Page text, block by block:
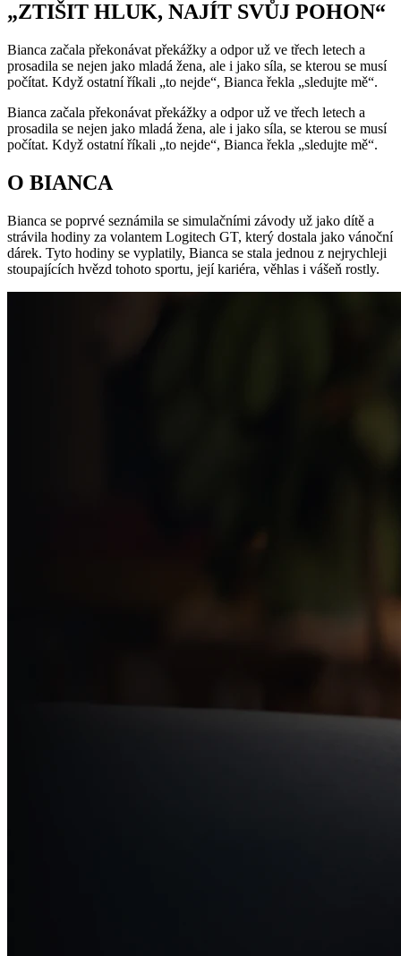
„ZTIŠIT HLUK, NAJÍT SVŮJ POHON“
Bianca začala překonávat překážky a odpor už ve třech letech a
prosadila se nejen jako mladá žena, ale i jako síla, se kterou se musí
počítat. Když ostatní říkali „to nejde“, Bianca řekla „sledujte mě“.
Bianca začala překonávat překážky a odpor už ve třech letech a
prosadila se nejen jako mladá žena, ale i jako síla, se kterou se musí
počítat. Když ostatní říkali „to nejde“, Bianca řekla „sledujte mě“.
O BIANCA
Bianca se poprvé seznámila se simulačními závody už jako dítě a
strávila hodiny za volantem Logitech GT, který dostala jako vánoční
dárek. Tyto hodiny se vyplatily, Bianca se stala jednou z nejrychleji
stoupajících hvězd tohoto sportu, její kariéra, věhlas i vášeň rostly.